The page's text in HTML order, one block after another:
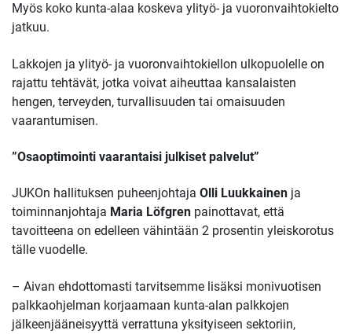
Myös koko kunta-alaa koskeva ylityö- ja vuoronvaihtokielto
jatkuu.
Lakkojen ja ylityö- ja vuoronvaihtokiellon ulkopuolelle on
rajattu tehtävät, jotka voivat aiheuttaa kansalaisten
hengen, terveyden, turvallisuuden tai omaisuuden
vaarantumisen.
”Osaoptimointi vaarantaisi julkiset palvelut”
JUKOn hallituksen puheenjohtaja Olli Luukkainen ja
toiminnanjohtaja Maria Löfgren painottavat, että
tavoitteena on edelleen vähintään 2 prosentin yleiskorotus
tälle vuodelle.
– Aivan ehdottomasti tarvitsemme lisäksi monivuotisen
palkkaohjelman korjaamaan kunta-alan palkkojen
jälkeenjääneisyyttä verrattuna yksityiseen sektoriin,